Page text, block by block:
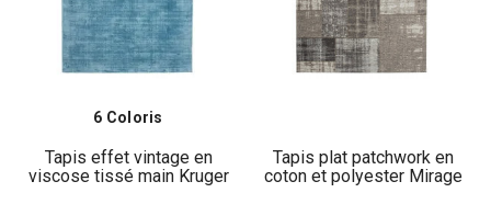
6 Coloris
Tapis effet vintage en
viscose tissé main Kruger
Tapis plat patchwork en
coton et polyester Mirage